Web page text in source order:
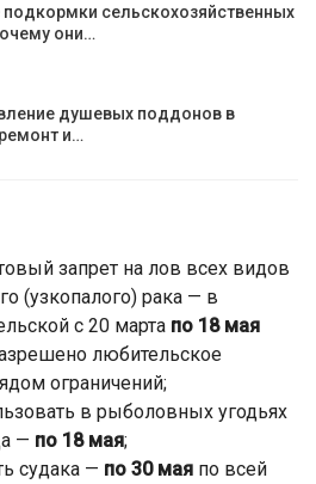
сельскохозяйственных
они…
душевых поддонов в
и…
запрет на лов всех видов
(узкопалого) рака — в
с 20 марта по 18 мая
любительское
ограничений;
в рыболовных угодьях
— по 18 мая;
судака — по 30 мая по всей